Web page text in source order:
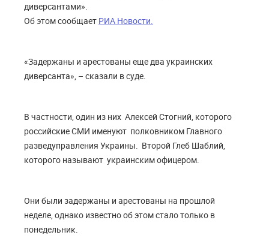
диверсантами».
Об этом сообщает РИА Новости.
«Задержаны и арестованы еще два украинских
диверсанта», – сказали в суде.
В частности, один из них Алексей Стогний, которого
российские СМИ именуют полковником Главного
разведуправления Украины. Второй Глеб Шаблий,
которого называют украинским офицером.
Они были задержаны и арестованы на прошлой
неделе, однако известно об этом стало только в
понедельник.